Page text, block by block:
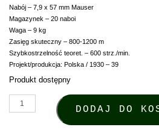
Nabój – 7,9 x 57 mm Mauser
Magazynek – 20 naboi
Waga – 9 kg
Zasięg skuteczny – 800-1200 m
Szybkostrzelność teoret. – 600 strz./min.
Projekt/produkcja: Polska / 1930 – 39
Produkt dostępny
ilość Magnes - Karabin maszynowy
DODAJ DO